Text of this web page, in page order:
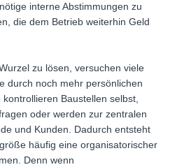
interne Abstimmungen zu
die dem Betrieb weiterhin Geld
zu lösen, versuchen viele
durch noch mehr persönlichen
Baustellen selbst,
oder werden zur zentralen
und Kunden. Dadurch entsteht
häufig eine organisatorischer
Denn wenn